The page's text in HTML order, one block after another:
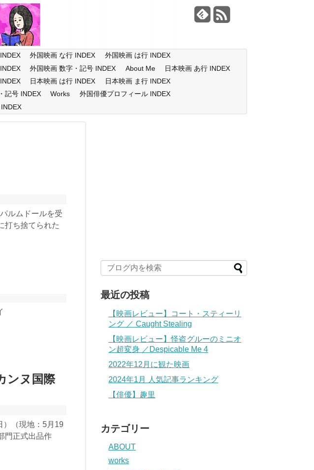
外国映画 な行 INDEX
外国映画 は行 INDEX
外国映画 数字・記号 INDEX About Me
日本映画 あ行 INDEX
日本映画 は行 INDEX
日本映画 ま行 INDEX
記号 INDEX Works
外国俳優プロフィール INDEX
ルムドールを受
打ち捨てられた
ンヌ国際
）（現地：5月19
門正式出品作
最近の投稿
【映画レビュー】コート・スティーリ
ング ／ Caught Stealing
【映画レビュー】怪盗グルーのミニオ
ン超変身 ／Despicable Me 4
2022年12月に観た映画
2024年1月 人気記事ランキング
【俳優】趣里
カテゴリー
ABOUT
works